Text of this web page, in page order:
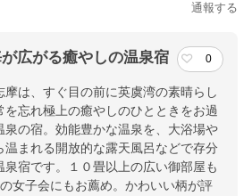
通報する
広がる癒やしの温泉宿 0
摩は、すぐ目の前に英虞湾の素晴らし
を忘れ極上の癒やしのひとときをお過
泉の宿。効能豊かな温泉を、大浴場や
温まれる開放的な露天風呂などで存分
泉宿です。１０畳以上の広い御部屋も
女子会にもお薦め。かわいい柄が評